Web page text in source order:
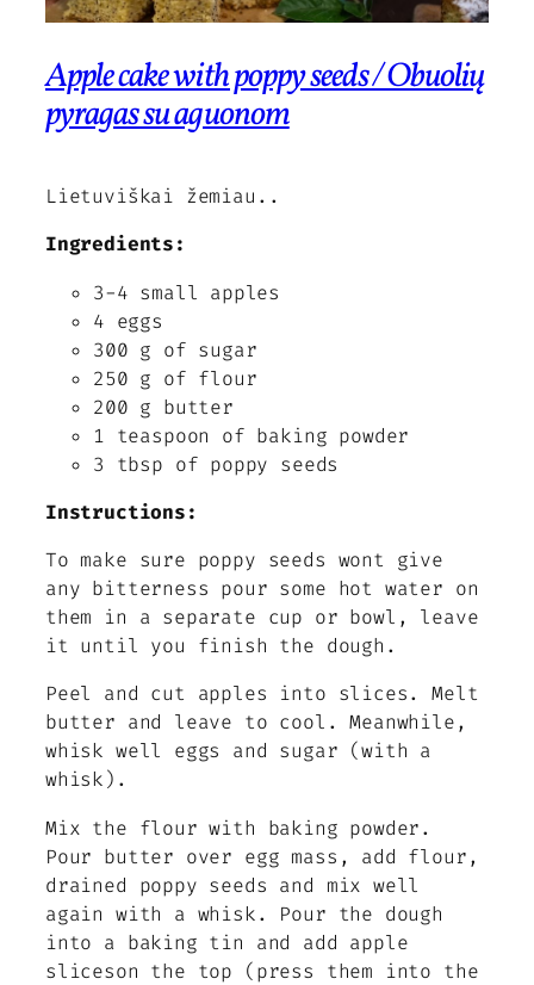
Apple cake with poppy seeds / Obuolių
pyragas su aguonom
Lietuviškai žemiau..
Ingredients:
3-4 small apples
4 eggs
300 g of sugar
250 g of flour
200 g butter
1 teaspoon of baking powder
3 tbsp of poppy seeds
Instructions:
To make sure poppy seeds wont give
any bitterness pour some hot water on
them in a separate cup or bowl, leave
it until you finish the dough.
Peel and cut apples into slices. Melt
butter and leave to cool. Meanwhile,
whisk well eggs and sugar (with a
whisk).
Mix the flour with baking powder.
Pour butter over egg mass, add flour,
drained poppy seeds and mix well
again with a whisk. Pour the dough
into a baking tin and add apple
sliceson the top (press them into the